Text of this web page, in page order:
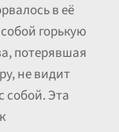
в её
горькую
потерявшая
не видит
собой. Эта